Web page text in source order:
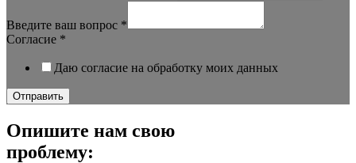
Введите ваш вопрос *
Согласие *
Даю согласие на обработку моих данных
Отправить
Опишите нам свою
проблему: